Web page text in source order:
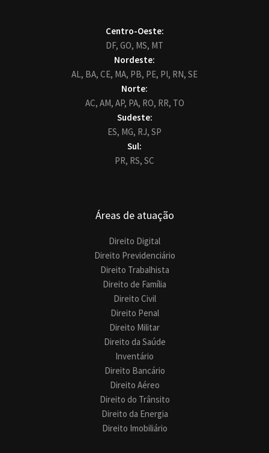
Centro-Oeste:
DF, GO, MS, MT
Nordeste:
AL, BA, CE, MA, PB, PE, PI, RN, SE
Norte:
AC, AM, AP, PA, RO, RR, TO
Sudeste:
ES, MG, RJ, SP
Sul:
PR, RS, SC
Áreas de atuação
Direito Digital
Direito Previdenciário
Direito Trabalhista
Direito de Família
Direito Civil
Direito Penal
Direito Militar
Direito da Saúde
Inventário
Direito Bancário
Direito Aéreo
Direito do Trânsito
Direito da Energia
Direito Imobiliário